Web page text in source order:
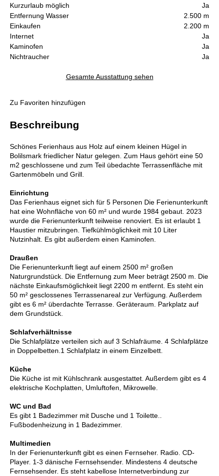
Kurzurlaub möglich
Ja
Entfernung Wasser
2.500 m
Einkaufen
2.200 m
Internet
Ja
Kaminofen
Ja
Nichtraucher
Ja
Gesamte Ausstattung sehen
Zu Favoriten hinzufügen
Beschreibung
Schönes Ferienhaus aus Holz auf einem kleinen Hügel in
Bolilsmark friedlicher Natur gelegen. Zum Haus gehört eine 50
m2 geschlossene und zum Teil übedachte Terrassenfläche mit
Gartenmöbeln und Grill.
Einrichtung
Das Ferienhaus eignet sich für 5 Personen Die Ferienunterkunft
hat eine Wohnfläche von 60 m² und wurde 1984 gebaut. 2023
wurde die Ferienunterkunft teilweise renoviert. Es ist erlaubt 1
Haustier mitzubringen. Tiefkühlmöglichkeit mit 10 Liter
Nutzinhalt. Es gibt außerdem einen Kaminofen.
Draußen
Die Ferienunterkunft liegt auf einem 2500 m² großen
Naturgrundstück. Die Entfernung zum Meer beträgt 2500 m. Die
nächste Einkaufsmöglichkeit liegt 2200 m entfernt. Es steht ein
50 m² gesclossenes Terrassenareal zur Verfügung. Außerdem
gibt es 6 m² überdachte Terrasse. Geräteraum. Parkplatz auf
dem Grundstück.
Schlafverhältnisse
Die Schlafplätze verteilen sich auf 3 Schlafräume. 4 Schlafplätze
in Doppelbetten.1 Schlafplatz in einem Einzelbett.
Küche
Die Küche ist mit Kühlschrank ausgestattet. Außerdem gibt es 4
elektrische Kochplatten, Umluftofen, Mikrowelle.
WC und Bad
Es gibt 1 Badezimmer mit Dusche und 1 Toilette..
Fußbodenheizung in 1 Badezimmer.
Multimedien
In der Ferienunterkunft gibt es einen Fernseher. Radio. CD-
Player. 1-3 dänische Fernsehsender. Mindestens 4 deutsche
Fernsehsender. Es steht kabellose Internetverbindung zur